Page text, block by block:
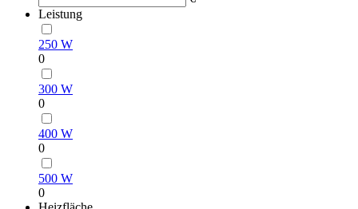
Leistung
250 W
0
300 W
0
400 W
0
500 W
0